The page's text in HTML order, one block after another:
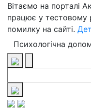
Вітаємо на порталі
працює у тестовому
помилку на сайті.
Психологічна